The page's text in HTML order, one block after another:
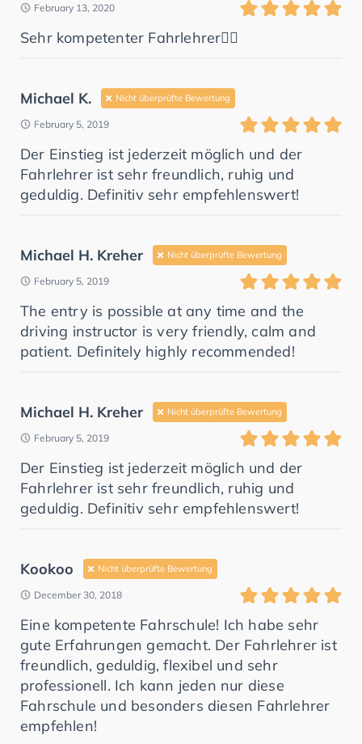
February 13, 2020
Sehr kompetenter Fahrlehrer👍🏻
Michael K. Nicht überprüfte Bewertung
February 5, 2019
Der Einstieg ist jederzeit möglich und der
Fahrlehrer ist sehr freundlich, ruhig und
geduldig. Definitiv sehr empfehlenswert!
Michael H. Kreher Nicht überprüfte Bewertung
February 5, 2019
The entry is possible at any time and the
driving instructor is very friendly, calm and
patient. Definitely highly recommended!
Michael H. Kreher Nicht überprüfte Bewertung
February 5, 2019
Der Einstieg ist jederzeit möglich und der
Fahrlehrer ist sehr freundlich, ruhig und
geduldig. Definitiv sehr empfehlenswert!
Kookoo Nicht überprüfte Bewertung
December 30, 2018
Eine kompetente Fahrschule! Ich habe sehr
gute Erfahrungen gemacht. Der Fahrlehrer ist
freundlich, geduldig, flexibel und sehr
professionell. Ich kann jeden nur diese
Fahrschule und besonders diesen Fahrlehrer
empfehlen!